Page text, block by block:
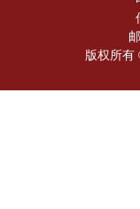
版权所有